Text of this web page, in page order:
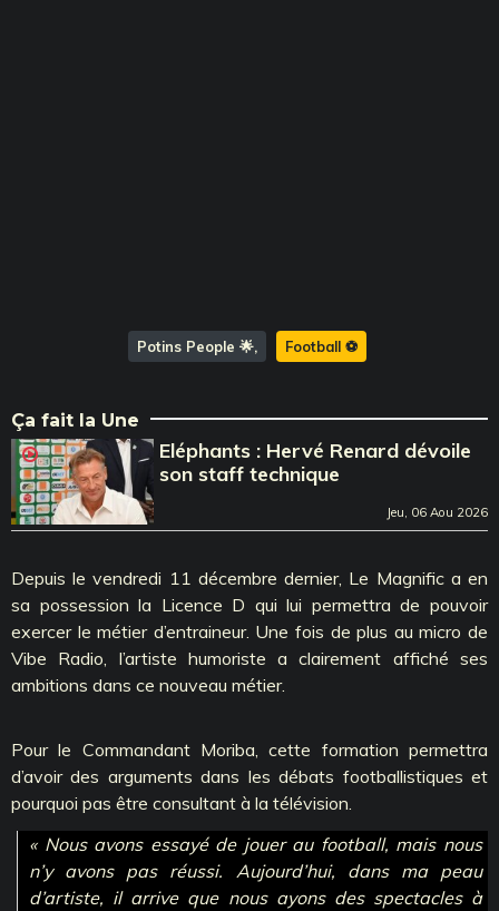
Potins People 🌟 Football ⚽️
Ça fait la Une
Eléphants : Hervé Renard dévoile
son staff technique
Jeu, 06 Aou 2026
Depuis le vendredi 11 décembre dernier, Le Magnific a en
sa possession la Licence D qui lui permettra de pouvoir
exercer le métier d’entraineur. Une fois de plus au micro de
Vibe Radio, l’artiste humoriste a clairement affiché ses
ambitions dans ce nouveau métier.
Pour le Commandant Moriba, cette formation permettra
d’avoir des arguments dans les débats footballistiques et
pourquoi pas être consultant à la télévision.
« Nous avons essayé de jouer au football, mais nous
n’y avons pas réussi. Aujourd’hui, dans ma peau
d’artiste, il arrive que nous ayons des spectacles à